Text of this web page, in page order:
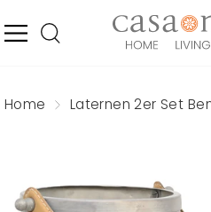
zum
InhaltSEITENNAVIGATION
Home Laternen 2er Set